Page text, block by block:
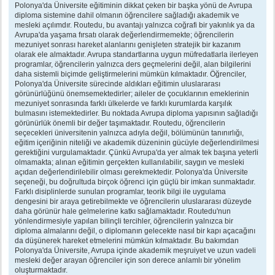
Polonya'da Üniversite eğitiminin dikkat çeken bir başka yönü de Avrupa
diploma sistemine dahil olmanın öğrencilere sağladığı akademik ve
mesleki açılımdır. Routedu, bu avantajı yalnızca coğrafi bir yakınlık ya da
Avrupa'da yaşama fırsatı olarak değerlendirmemekte; öğrencilerin
mezuniyet sonrası hareket alanlarını genişleten stratejik bir kazanım
olarak ele almaktadır. Avrupa standartlarına uygun müfredatlarla ilerleyen
programlar, öğrencilerin yalnızca ders geçmelerini değil, alan bilgilerini
daha sistemli biçimde geliştirmelerini mümkün kılmaktadır. Öğrenciler,
Polonya'da Üniversite sürecinde aldıkları eğitimin uluslararası
görünürlüğünü önemsemektedirler; aileler de çocuklarının emeklerinin
mezuniyet sonrasında farklı ülkelerde ve farklı kurumlarda karşılık
bulmasını istemektedirler. Bu noktada Avrupa diploma yapısının sağladığı
görünürlük önemli bir değer taşımaktadır. Routedu, öğrencilerin
seçecekleri üniversitenin yalnızca adıyla değil, bölümünün tanınırlığı,
eğitim içeriğinin niteliği ve akademik düzeninin gücüyle değerlendirilmesi
gerektiğini vurgulamaktadır. Çünkü Avrupa'da yer almak tek başına yeterli
olmamakta; alınan eğitimin gerçekten kullanılabilir, saygın ve mesleki
açıdan değerlendirilebilir olması gerekmektedir. Polonya'da Üniversite
seçeneği, bu doğrultuda birçok öğrenci için güçlü bir imkan sunmaktadır.
Farklı disiplinlerde sunulan programlar, teorik bilgi ile uygulama
dengesini bir araya getirebilmekte ve öğrencilerin uluslararası düzeyde
daha görünür hale gelmelerine katkı sağlamaktadır. Routedu'nun
yönlendirmesiyle yapılan bilinçli tercihler, öğrencilerin yalnızca bir
diploma almalarını değil, o diplomanın gelecekte nasıl bir kapı açacağını
da düşünerek hareket etmelerini mümkün kılmaktadır. Bu bakımdan
Polonya'da Üniversite, Avrupa içinde akademik meşruiyet ve uzun vadeli
mesleki değer arayan öğrenciler için son derece anlamlı bir yönelim
oluşturmaktadır.